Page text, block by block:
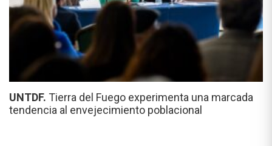
UNTDF. Tierra del Fuego experimenta una marcada
tendencia al envejecimiento poblacional